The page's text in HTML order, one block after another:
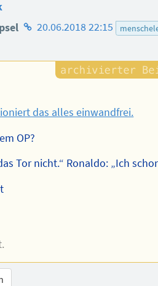
Homepage
Autors
20.06.2018 22:15
das alles einwandfrei.
OP?
Tor nicht.“ Ronaldo: „Ich